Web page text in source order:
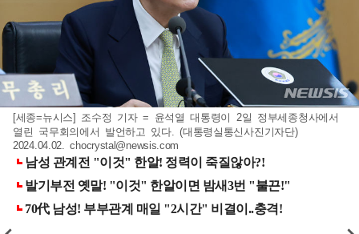
[세종=뉴시스] 조수정 기자 = 윤석열 대통령이 2일 정부세종청사에서
열린 국무회의에서 발언하고 있다. (대통령실통신사진기자단)
2024.04.02.chocrystal@newsis.com